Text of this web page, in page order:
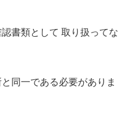
書類として 取り扱ってな
同一である必要がありま